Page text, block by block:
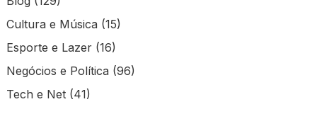
Cultura e Música (15)
Esporte e Lazer(16)
Negócios e Política (96)
Tech e Net(41)